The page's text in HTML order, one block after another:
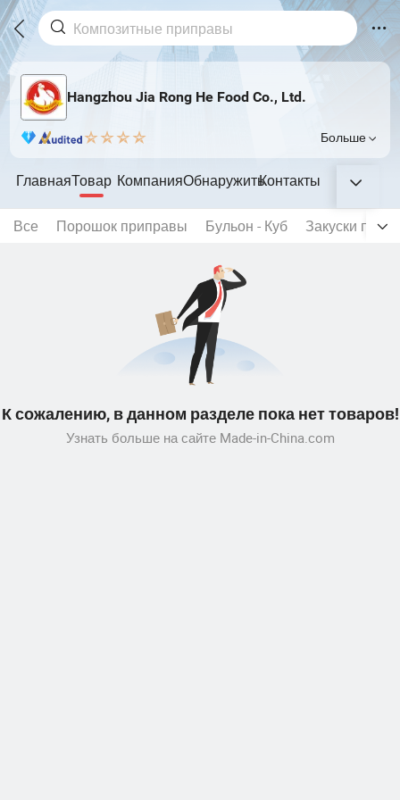
Hangzhou Jia Rong He Food Co., Ltd.
Больше
ГлавнаяТовар КомпанияОбнаружитьКонтакты
Все Порошок приправы Бульон - Куб Закуски
К сожалению, в данном разделе пока нет товаров!
Узнать больше на сайте Made-in-China.com